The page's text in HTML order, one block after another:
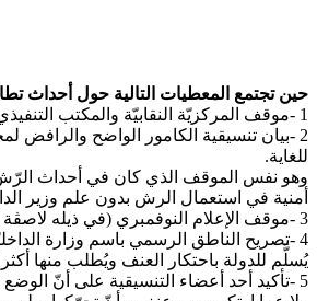
حين تجتمع المعطيات التالية حول أحداث
1 -موقف المركزيّة النقابيّة والمكتب التنفيذي الجهوي بتطاوين وما يثار حوله من انتقادات جذرية من القاعدة النقابيّة بالجهة
2 -بيان تنسيقية الكامور الواضح
للغاية.
وهو نفس الموقف الذي كان في أحداث الرّشّ
أمنية في استعمال الرش بدون علم وزير
3 -موقف الإعلام النوفمبري (في ذيله لاصڤة إذاعة تطاوين)، ونبرة انحيازه وحرصه على التغطية الموجّهة باسم الاستحقاق الاجتماعي.
4 -تصريح الناطق الرسمي باسم وزارة الداخليّة بأنّ الوزارة اتخذت موقف الدفاع عن أعوانها الذين استهدفوا في محيط المؤسسة الأمنية.
يُسلَّم للدولة باحتكار العنف ويُطلب منها
5 -تأكيد أحد أعضاء التنسيقية على أنّ